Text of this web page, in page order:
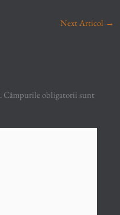
Next Articol →
Câmpurile obligatorii sunt